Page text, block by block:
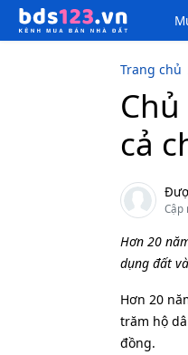
Trang chủ
cả
Cập
Hơn 20
dụng đất
Hơn 20
trăm hộ
đồng.